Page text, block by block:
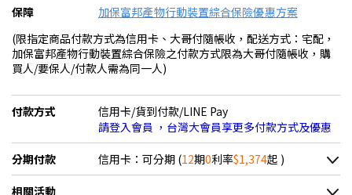
保障
加保富邦產物行動裝置綜合保險優惠方案
(限指定商品付款方式為信用卡、大哥付隨帳收，配送方式：宅配，
加保富邦產物行動裝置綜合保險之付款方式限為大哥付隨帳收，購
買人/要保人/付款人需為同一人)
付款方式
信用卡/貨到付款/LINE Pay
請登入會員 ，台灣大會員享更多付款方式及優惠
分期付款 信用卡：可分期 (12期0利率$1,374起 )
＊實際可分期數、適用利率，請以購物車顯示為主
相關活動